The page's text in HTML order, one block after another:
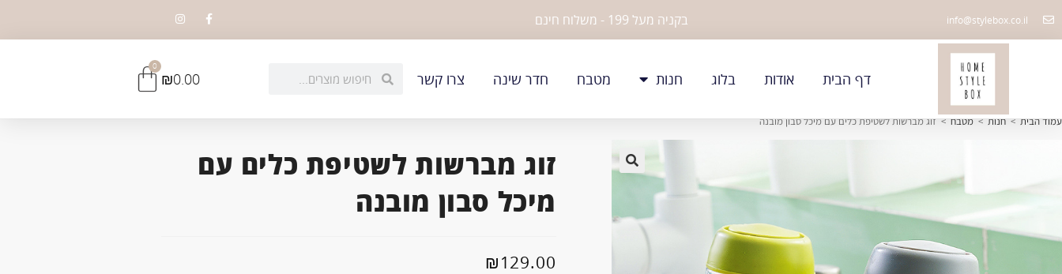
info@stylebox.co.il בקניה מעל 199 - משלוח חינם
דף הבית אודות בלוג חנות מטבח חדר שינה צרו קשר ₪0.00
0
עמוד הבית > חנות > מטבח > זוג מברשות לשטיפת כלים עם מיכל סבון מובנה
זוג מברשות לשטיפת כלים עם
מיכל סבון מובנה
₪129.00